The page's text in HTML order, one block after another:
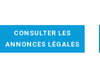
CONSULTER LES
ANNONCES LÉGALES